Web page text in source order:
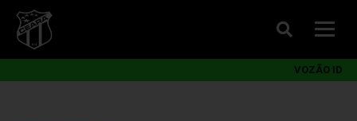
VOZÃO ID